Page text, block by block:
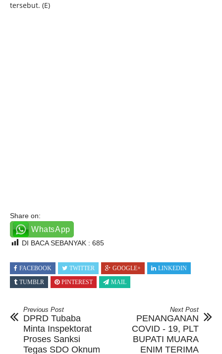
tersebut. (E)
Share on:
WhatsApp
DI BACA SEBANYAK : 685
FACEBOOK TWITTER GOOGLE+
LINKEDIN
TUMBLR
PINTEREST MAIL
Previous Post
DPRD Tubaba
Minta Inspektorat
Proses Sanksi
Tegas SDO Oknum
Next Post
PENANGANAN
COVID - 19, PLT
BUPATI MUARA
ENIM TERIMA